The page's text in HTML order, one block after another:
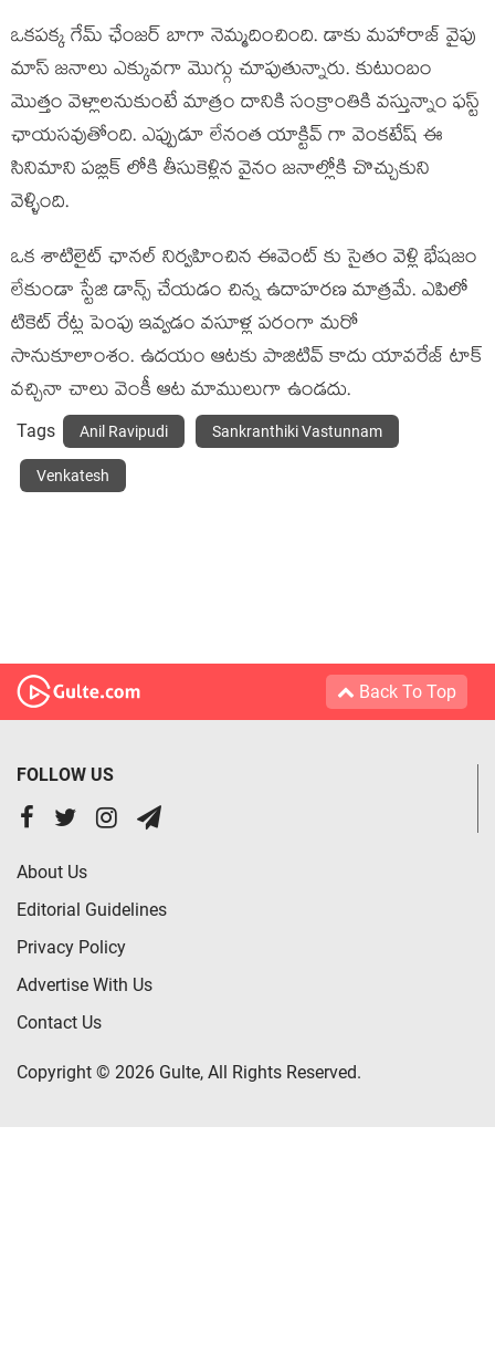
ఒకపక్క గేమ్ ఛేంజర్ బాగా నెమ్మదించింది. డాకు మహారాజ్ వైపు
మాస్ జనాలు ఎక్కువగా మొగ్గు చూపుతున్నారు. కుటుంబం
మొత్తం వెళ్లాలనుకుంటే మాత్రం దానికి సంక్రాంతికి వస్తున్నాం ఫస్ట్
ఛాయసవుతోంది. ఎప్పుడూ లేనంత యాక్టివ్ గా వెంకటేష్ ఈ
సినిమాని పబ్లిక్ లోకి తీసుకెళ్లిన వైనం జనాల్లోకి చొచ్చుకుని
వెళ్ళింది.
ఒక శాటిలైట్ ఛానల్ నిర్వహించిన ఈవెంట్ కు సైతం వెళ్లి భేషజం
లేకుండా స్టేజి డాన్స్ చేయడం చిన్న ఉదాహరణ మాత్రమే. ఎపిలో
టికెట్ రేట్ల పెంపు ఇవ్వడం వసూళ్ల పరంగా మరో
సానుకూలాంశం. ఉదయం ఆటకు పాజిటివ్ కాదు యావరేజ్ టాక్
వచ్చినా చాలు వెంకీ ఆట మాములుగా ఉండదు.
Tags Anil Ravipudi Sankranthiki Vastunnam
Venkatesh
Back To Top
FOLLOW US
About Us
Editorial Guidelines
Privacy Policy
Advertise With Us
Contact Us
Copyright © 2026 Gulte, All Rights Reserved.